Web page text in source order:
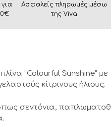
Ασφαλείς πληρωμές μέσω
της Viva
"Colourful Sunshine" με
κίτρινους ήλιους.
όπως σεντόνια,